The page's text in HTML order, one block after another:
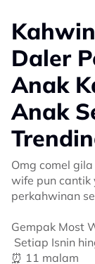
Daler
Anak
Anak
Omg comel
wife pun cantik
perkahwinan
Gempak Most
Setiap Isnin
⏰ 11 malam